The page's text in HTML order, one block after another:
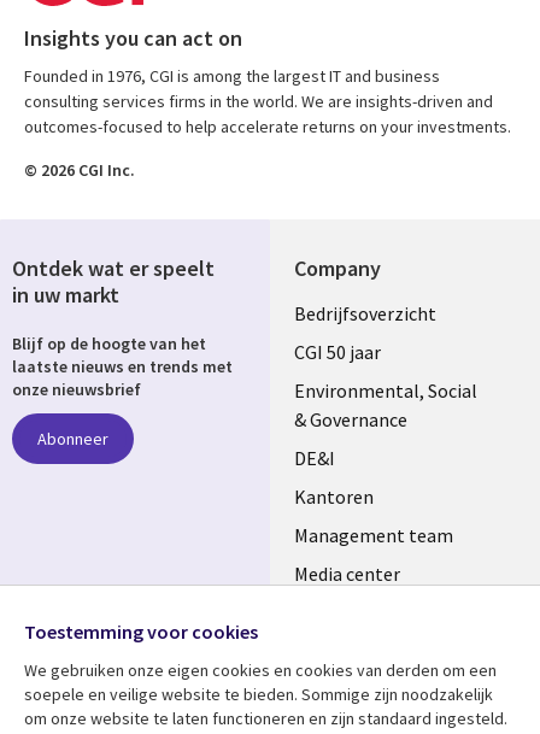
Insights you can act on
Founded in 1976, CGI is among the largest IT and business
consulting services firms in the world. We are insights-driven and
outcomes-focused to help accelerate returns on your investments.
© 2026 CGI Inc.
Company
Useful
links
NETHERLANDS
Bedrijfsoverzicht
CGI 50 jaar
Environmental, Social
& Governance
DE&I
Kantoren
Management team
Media center
Ontdek wat er speelt
in uw markt
Blijf op de hoogte van het
laatste nieuws en trends met
onze nieuwsbrief
Abonneer
Media
NETHERLANDS
Toestemming voor cookies
We gebruiken onze eigen cookies en cookies van derden om een ​​
soepele en veilige website te bieden. Sommige zijn noodzakelijk
om onze website te laten functioneren en zijn standaard ingesteld.